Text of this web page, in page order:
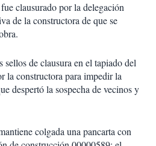
clausurado por la delegación
de la constructora de que se
sellos de clausura en el tapiado del
la constructora para impedir la
despertó la sospecha de vecinos y
colgada una pancarta con